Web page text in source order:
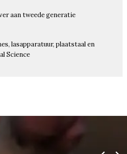
aan tweede generatie
lasapparatuur, plaatstaal en
Science